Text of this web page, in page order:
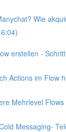
Wie
erstellen -
Actions im Flow
Mehrlevel
Messaging-